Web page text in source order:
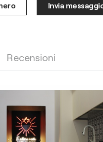
Invia
Recensioni